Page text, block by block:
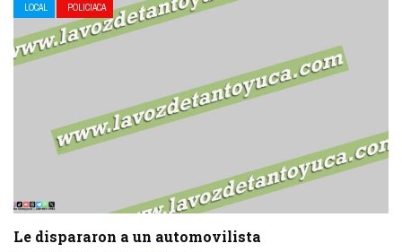
LOCAL POLICIACA
Le dispararon a un automovilista